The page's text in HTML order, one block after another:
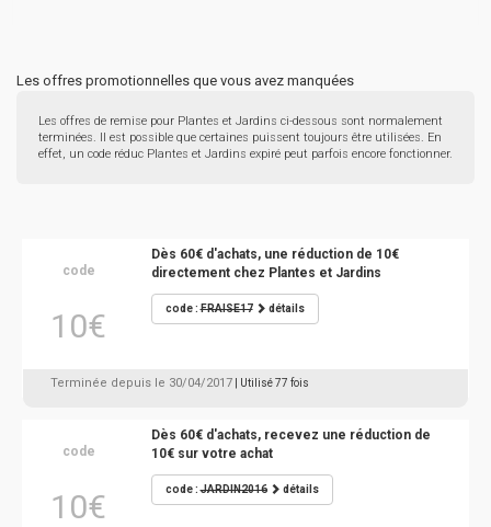
Les offres promotionnelles que vous avez manquées
Les offres de remise pour Plantes et Jardins ci-dessous sont normalement
terminées. Il est possible que certaines puissent toujours être utilisées. En
effet, un code réduc Plantes et Jardins expiré peut parfois encore fonctionner.
code
10€
Dès 60€ d'achats, une réduction de 10€
directement chez Plantes et Jardins
code :FRAISE17 détails
Terminée depuis le 30/04/2017 | Utilisé 77 fois
code
10€
Dès 60€ d'achats, recevez une réduction de
10€ sur votre achat
code :JARDIN2016 détails